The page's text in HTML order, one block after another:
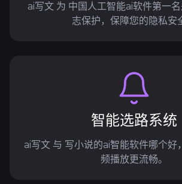
ai写文 为 中国人工智能ai软件第一
志保护，保障您的隐私安
智能选路系统
ai写文 与 写小说的ai智能软件哪个好
频播放更流畅。